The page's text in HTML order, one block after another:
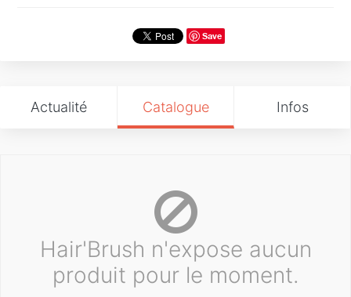
Save
Actualité Catalogue Infos
Hair'Brush n'expose aucun
produit pour le moment.